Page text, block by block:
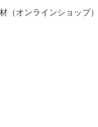
（オンラインショップ）